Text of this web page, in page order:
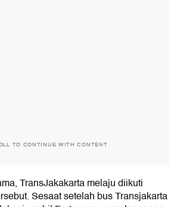
TO CONTINUE WITH CONTENT
TransJakakarta melaju diikuti
Sesaat setelah bus Transjakarta